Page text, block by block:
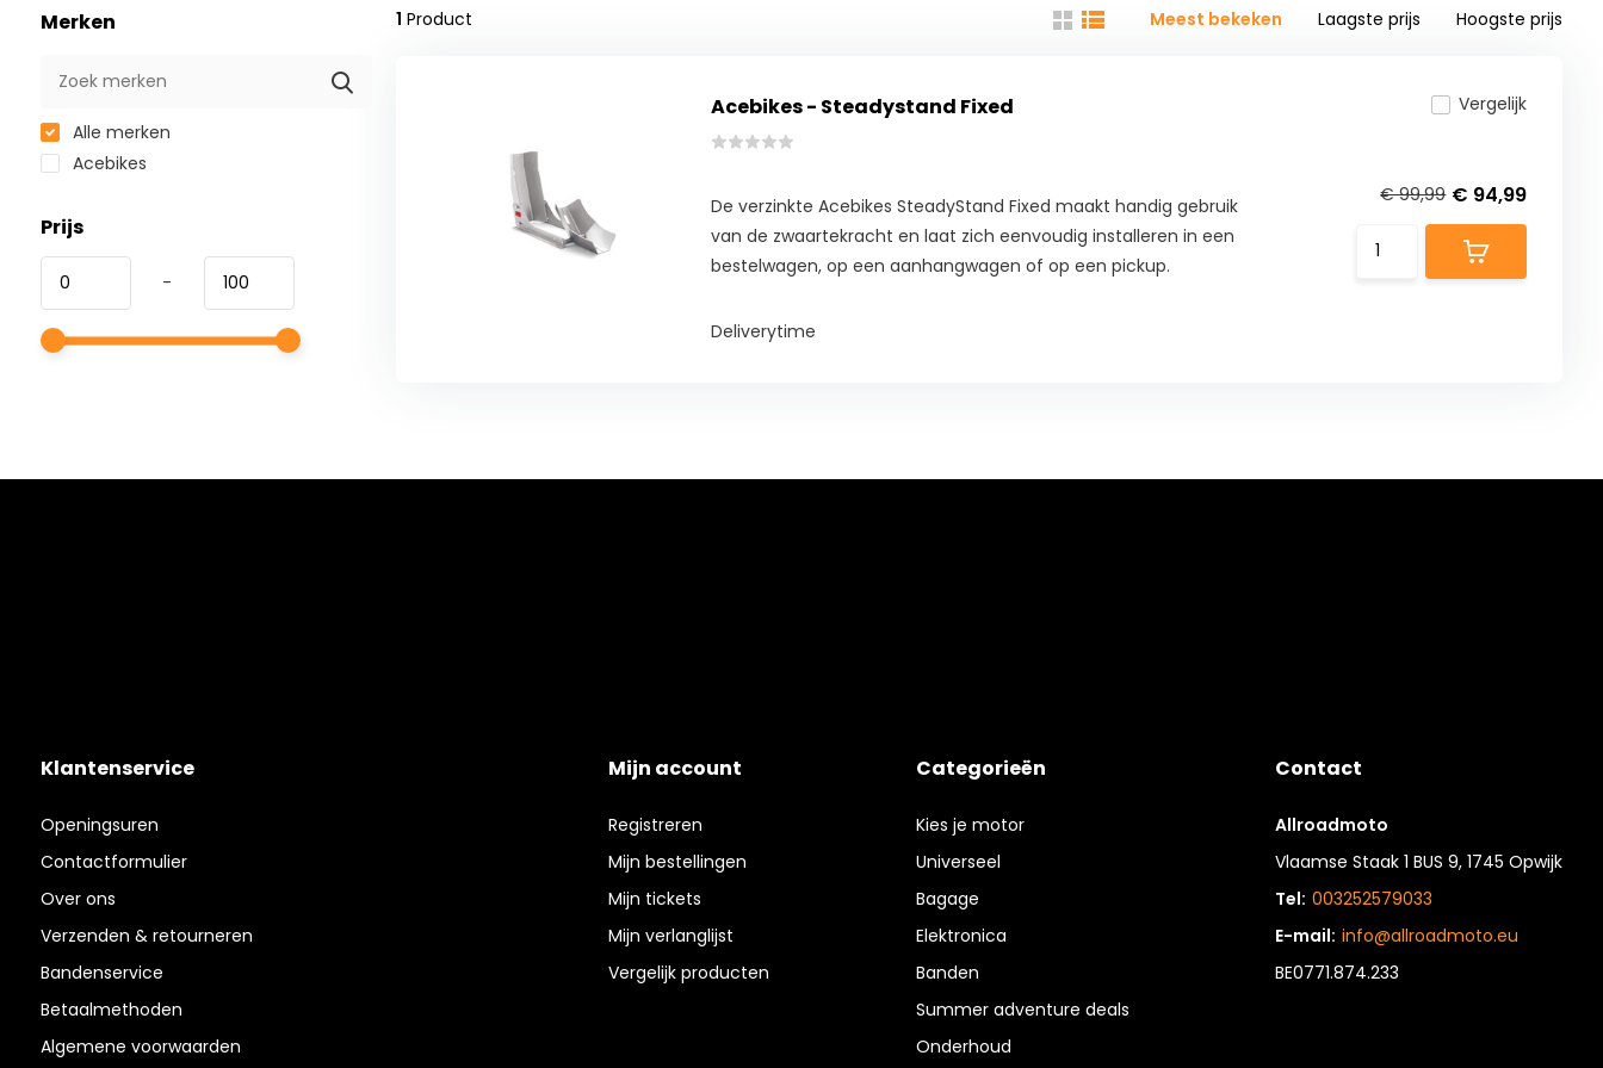
Merken
Alle merken
Acebikes
Prijs
-
1 Product Meest bekeken Laagste prijs Hoogste prijs
Acebikes - Steadystand Fixed
De verzinkte Acebikes SteadyStand Fixed maakt handig gebruik
van de zwaartekracht en laat zich eenvoudig installeren in een
bestelwagen, op een aanhangwagen of op een pickup.
Deliverytime
Vergelijk
€ 99,99 € 94,99
Klantenservice
Openingsuren
Contactformulier
Over ons
Verzenden & retourneren
Bandenservice
Betaalmethoden
Algemene voorwaarden
Mijn account
Registreren
Mijn bestellingen
Mijn tickets
Mijn verlanglijst
Vergelijk producten
Categorieën
Kies je motor
Universeel
Bagage
Elektronica
Banden
Summer adventure deals
Onderhoud
Contact
Allroadmoto
Vlaamse Staak 1 BUS 9, 1745 Opwijk
Tel: 003252579033
E-mail: info@allroadmoto.eu
BE0771.874.233